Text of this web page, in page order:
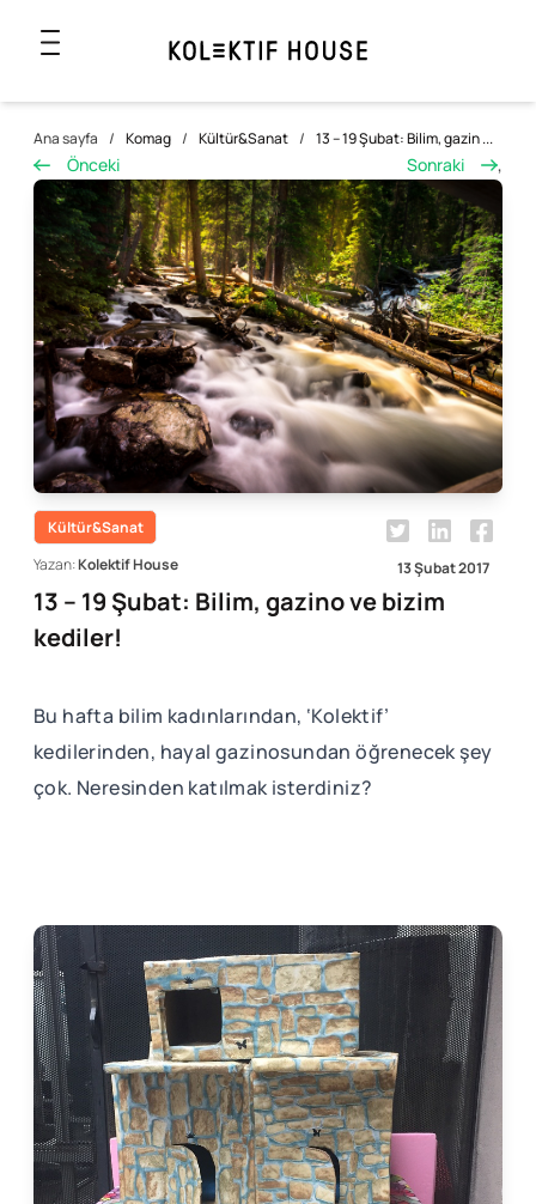
Ana sayfa / Komag / Kültür&Sanat / 13 – 19 Şubat: Bilim, gazin ...
Önceki Sonraki ,
Kültür&Sanat
Yazan:Kolektif House 13 Şubat 2017
13 – 19 Şubat: Bilim, gazino ve bizim
kediler!
Bu hafta bilim kadınlarından, ‘Kolektif’
kedilerinden, hayal gazinosundan öğrenecek şey
çok. Neresinden katılmak isterdiniz?